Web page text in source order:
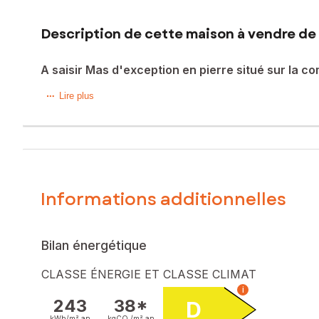
Description de cette maison à vendre de
A saisir Mas d'exception en pierre situé sur la
Située dans la charmante commune de Jaujac (07380),
commerces et services du village. Les espaces
quatre chambres spacieuses avec placards et une salle
A visiter sans tarder.
Les informations sur les risques auxquels ce bien est
Honoraires charge vendeur
Lire plus
Informations additionnelles
Bilan énergétique
CLASSE ÉNERGIE ET CLASSE CLIMAT
243 38* D
i